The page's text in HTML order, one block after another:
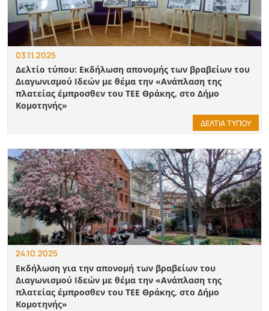
03.11.2025
Δελτίο τύπου: Εκδήλωση απονομής των βραβείων του
Διαγωνισμού Ιδεών με θέμα την «Ανάπλαση της
πλατείας έμπροσθεν του ΤΕΕ Θράκης, στο Δήμο
Κομοτηνής»
ΔΕΛΤΙΑ ΤΥΠΟΥ
24.10.2025
Εκδήλωση για την απονομή των βραβείων του
Διαγωνισμού Ιδεών με θέμα την «Ανάπλαση της
πλατείας έμπροσθεν του ΤΕΕ Θράκης, στο Δήμο
Κομοτηνής»